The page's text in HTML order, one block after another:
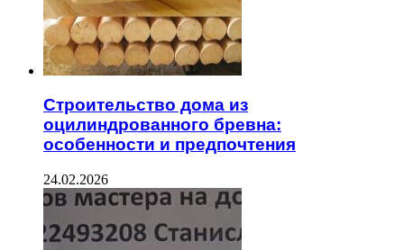
Строительство дома из
оцилиндрованного бревна:
особенности и предпочтения
24.02.2026